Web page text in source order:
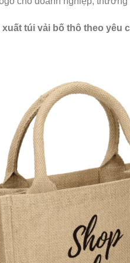
túi vải bố thô theo